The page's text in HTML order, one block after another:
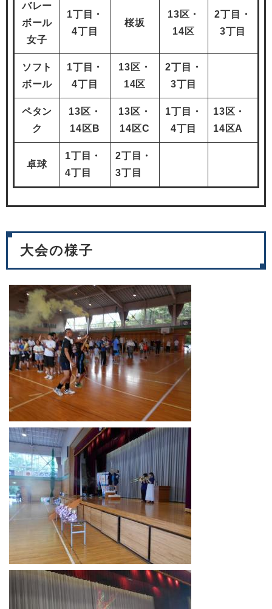
バレー
ボール
女子
1丁目・
4丁目
桜坂
13 区・
14区
2丁目・
3丁目
ソフト
ボール
1丁目・
4丁目
13 区・
14区
2丁目・
3丁目
ペタン
ク
13 区・
14区B
13 区・
14区C
1丁目・
4丁目
13 区・
14区A
卓球
1丁目・
4丁目
2丁目・
3丁目
大会の様子